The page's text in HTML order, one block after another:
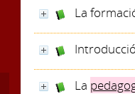
La
La